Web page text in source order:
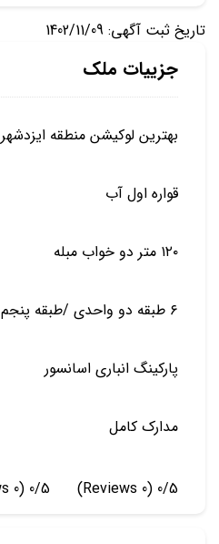
تاریخ ثبت آگهی: 1402/11/09
جزییات ملک
بهترین لوکیشن منطقه ایزدشهر
قواره اول آب
۱۲۰ متر دو خواب مبله
۶ طبقه دو واحدی /طبقه پنجم
پارکینگ انباری اسانسور
مدارک کامل
0/5
(0 Reviews)
0/5
(0 Reviews)